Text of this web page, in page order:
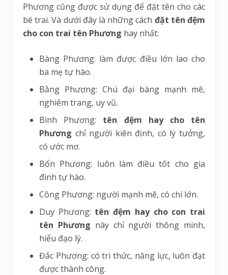
Phương cũng được sử dụng để đặt tên cho các
bé trai. Và dưới đây là những cách đặt tên đệm
cho con trai tên Phương hay nhất:
Bàng Phương: làm được điều lớn lao cho
ba mẹ tự hào.
Bằng Phương: Chú đại bàng mạnh mẽ,
nghiêm trang, uy vũ.
Bình Phương: tên đệm hay cho tên
Phương chỉ người kiên định, có lý tưởng,
có ước mơ.
Bổn Phương: luôn làm điều tốt cho gia
đình tự hào.
Công Phương: người mạnh mẽ, có chí lớn.
Duy Phương: tên đệm hay cho con trai
tên Phương này chỉ người thông minh,
hiểu đạo lý.
Đắc Phương: có tri thức, năng lực, luôn đạt
được thành công.